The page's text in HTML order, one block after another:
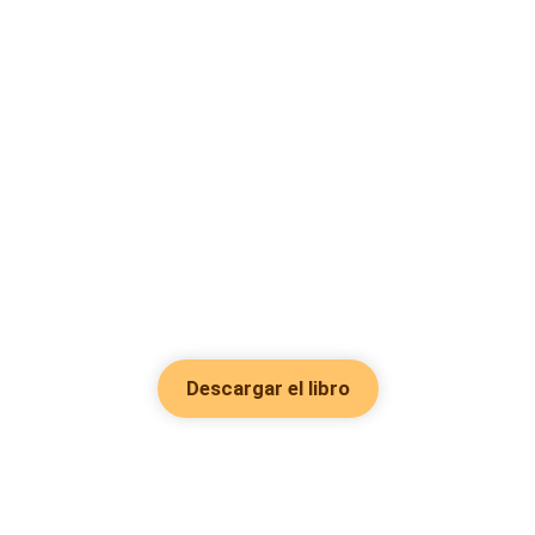
Descargar el libro